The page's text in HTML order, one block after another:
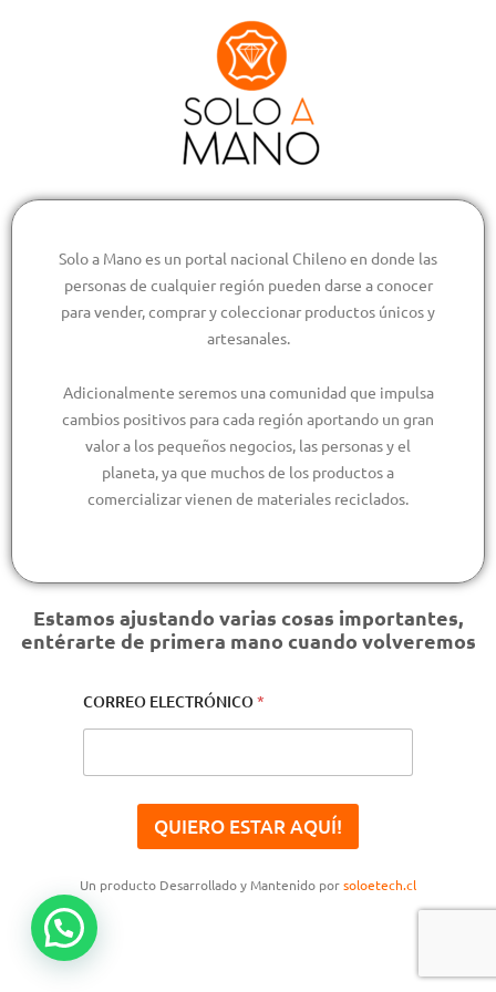
Solo a Mano es un portal nacional Chileno en donde las
personas de cualquier región pueden darse a conocer
para vender, comprar y coleccionar productos únicos y
artesanales.
Adicionalmente seremos una comunidad que impulsa
cambios positivos para cada región aportando un gran
valor a los pequeños negocios, las personas y el
planeta, ya que muchos de los productos a
comercializar vienen de materiales reciclados.
Estamos ajustando varias cosas importantes,
entérarte de primera mano cuando volveremos
CORREO ELECTRÓNICO*
QUIERO ESTAR AQUÍ!
Un producto Desarrollado y Mantenido porsoloetech.cl